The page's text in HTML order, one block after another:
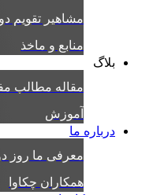
مشاهیر تقویم
منابع و ماخذ
بلاگ
مقاله مطالب
آموزش
درباره ما
معرفی ما روز
همکاران چکاوا